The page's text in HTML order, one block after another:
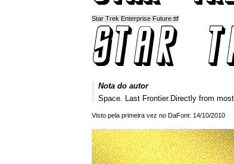
Star Trek Enterprise Future.ttf
Nota do autor
Space. Last Frontier.Directly from
Visto pela primeira vez no DaFont: 14/10/2010